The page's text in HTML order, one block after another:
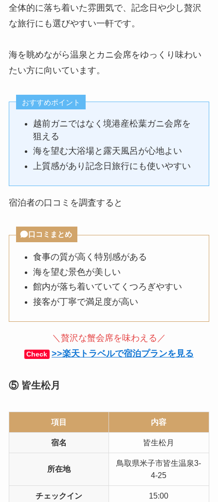
全体的に落ち着いた雰囲気で、記念日や少し贅沢
な旅行にも選びやすい一軒です。
海を眺めながら温泉とカニ会席をゆっくり味わい
たい方に向いています。
おすすめポイント
越前ガニではなく境港産松葉ガニ会席を
狙える
海を望む大浴場と露天風呂が心地よい
上質感があり記念日旅行にも使いやすい
宿泊者の口コミを調査すると
口コミまとめ
食事の質が高く特別感がある
海を望む景色が美しい
館内が落ち着いていてくつろぎやすい
接客が丁寧で満足度が高い
＼贅沢な蟹会席を味わえる／
Check >>楽天トラベルで宿泊プランを見る
⑤ 皆生松月
項目 内容
宿名 皆生松月
所在地
鳥取県米子市皆生温泉3-
4-25
チェックイン 15:00